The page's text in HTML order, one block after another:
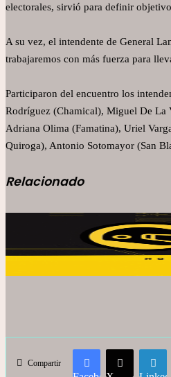
electorales, sirvió para definir
A su vez, el intendente de General
trabajaremos con más fuerza para
Participaron del encuentro los
Rodríguez (Chamical), Miguel De La
Adriana Olima (Famatina), Uriel
Quiroga), Antonio Sotomayor (San
Relacionado
Compartir